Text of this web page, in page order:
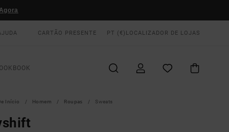
CARTÃO PRESENTE PT (€) LOCALIZADOR DE LOJAS
Início Homem Roupas Sweats